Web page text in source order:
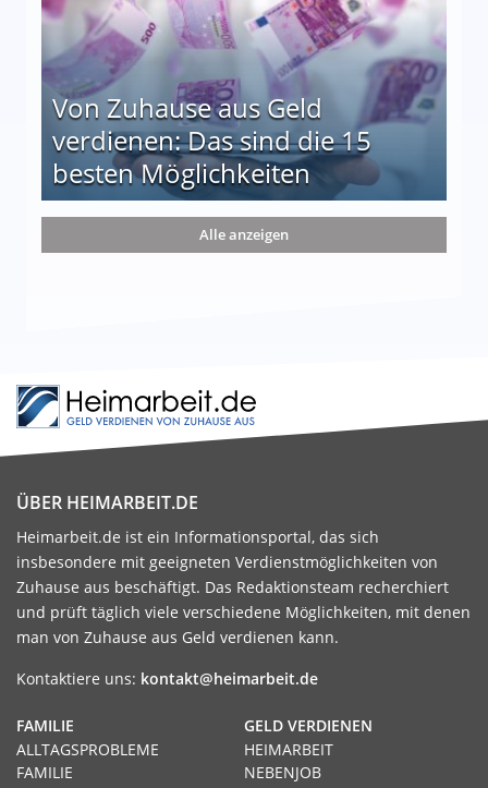
Von Zuhause aus Geld
verdienen: Das sind die 15
besten Möglichkeiten
die 15 besten Möglichkeiten
Alle anzeigen
ÜBER HEIMARBEIT.DE
Heimarbeit.de ist ein Informationsportal, das sich
insbesondere mit geeigneten Verdienstmöglichkeiten von
Zuhause aus beschäftigt. Das Redaktionsteam recherchiert
und prüft täglich viele verschiedene Möglichkeiten, mit denen
man von Zuhause aus Geld verdienen kann.
Kontaktiere uns: kontakt@heimarbeit.de
GELD VERDIENEN
HEIMARBEIT
NEBENJOB
FAMILIE
ALLTAGSPROBLEME
FAMILIE